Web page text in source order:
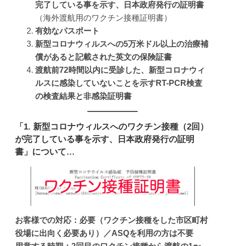
完了している事を示す、日本政府発行の証明書
（海外渡航用のワクチン接種証明書）
有効なパスポート
新型コロナウィルスへの5万米ドル以上の治療補
償があると記載された英文の保険証書
渡航前72時間以内に受診した、新型コロナウィ
ルスに感染していないことを示すRT-PCR検査
の検査結果と非感染証明書
「1. 新型コロナウィルスへのワクチン接種（2回）
が完了している事を示す、日本政府発行の証明
書」について…
お客様での対応：必要（ワクチン接種をした市区町村
役場に出向く必要あり）／ASQを利用の方は不要